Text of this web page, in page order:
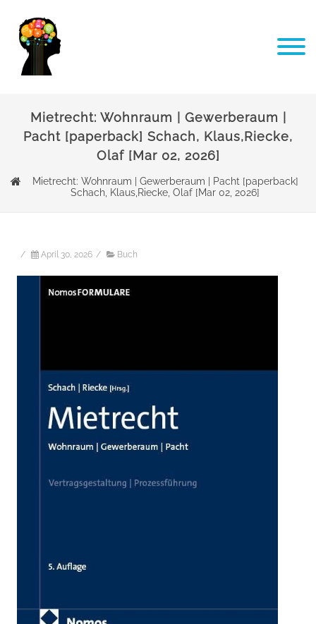
Mietrecht: Wohnraum | Gewerberaum |
Pacht [paperback] Schach, Klaus,Riecke,
Olaf [Mar 02, 2026]
Mietrecht: Wohnraum | Gewerberaum | Pacht [paperback]
Schach, Klaus,Riecke, Olaf [Mar 02, 2026]
/ April 30, 2026 / Buch